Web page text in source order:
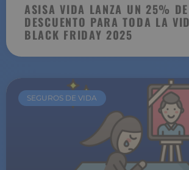
ASISA VIDA LANZA UN 25% DE
DESCUENTO PARA TODA LA
BLACK FRIDAY 2025
SEGUROS DE VIDA